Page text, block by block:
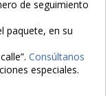
de seguimiento
paquete, en su
Consúltanos
especiales.